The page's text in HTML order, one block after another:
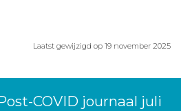
Laatst gewijzigd op 19 november 2025
COVID journaal juli